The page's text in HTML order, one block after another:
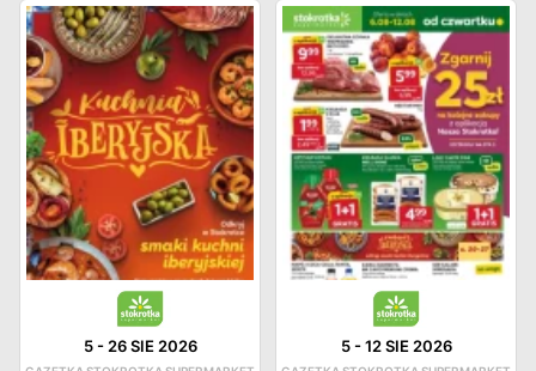
5- 26 SIE 2026 5-12 SIE 2026